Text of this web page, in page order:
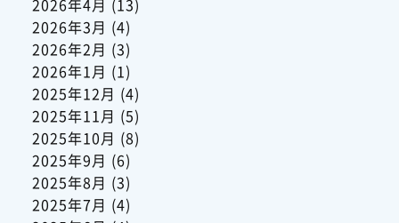
2026年4月 (13)
2026年3月 (4)
2026年2月 (3)
2026年1月 (1)
2025年12月 (4)
2025年11月 (5)
2025年10月 (8)
2025年9月 (6)
2025年8月 (3)
2025年7月 (4)